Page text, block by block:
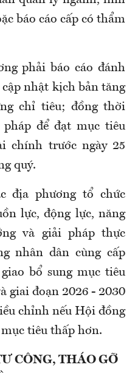
báo cáo cấp có thẩm
phải báo cáo đánh
nhật kịch bản tăng
chỉ tiêu; đồng thời
để đạt mục tiêu
chính trước ngày 25
quý.
địa phương tổ chức
lực, động lực, năng
và giải pháp thực
nhân dân cùng cấp
bổ sung mục tiêu
giai đoạn 2026 - 2030
chỉnh nếu Hội đồng
tiêu thấp hơn.
CÔNG, THÁO GỠ